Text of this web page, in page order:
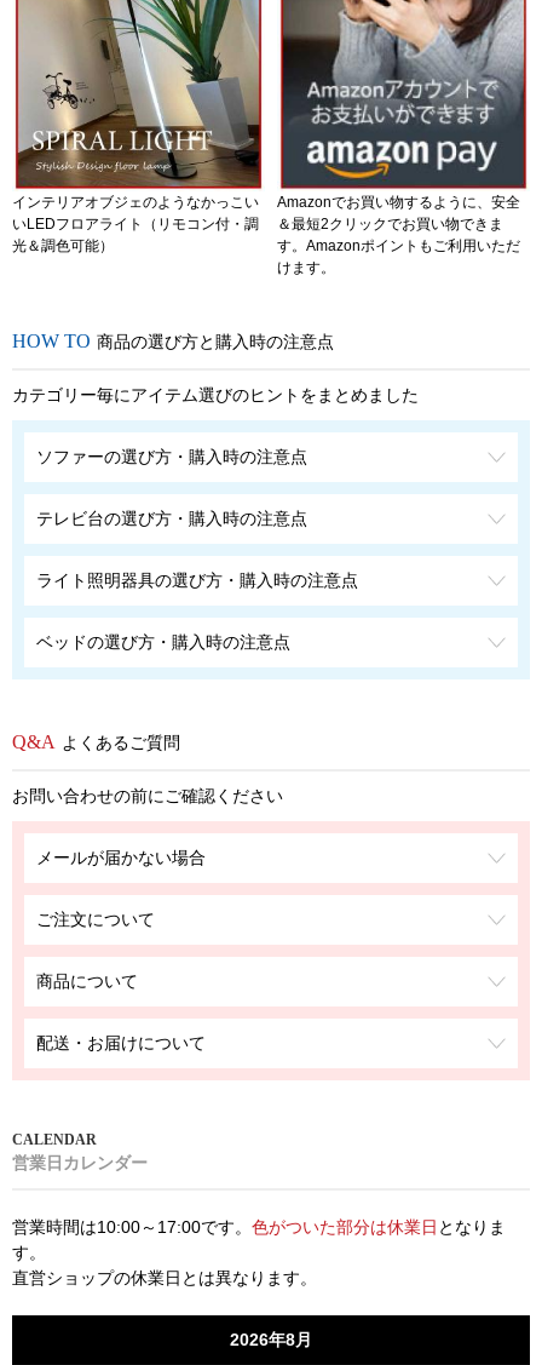
インテリアオブジェのようなかっこい
いLEDフロアライト（リモコン付・調
光＆調色可能）
Amazonでお買い物するように、安全
＆最短2クリックでお買い物できま
す。Amazonポイントもご利用いただ
けます。
商品の選び方と購入時の注意点
カテゴリー毎にアイテム選びのヒントをまとめました
ソファーの選び方・購入時の注意点
テレビ台の選び方・購入時の注意点
ライト照明器具の選び方・購入時の注意点
ベッドの選び方・購入時の注意点
よくあるご質問
お問い合わせの前にご確認ください
メールが届かない場合
ご注文について
商品について
配送・お届けについて
営業日カレンダー
営業時間は10:00～17:00です。 色がついた部分は休業日 となりま
す。
直営ショップの休業日とは異なります。
2026年8月